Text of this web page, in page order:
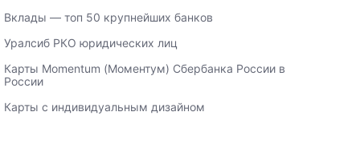
Вклады — топ 50 крупнейших банков
Уралсиб РКО юридических лиц
Карты Momentum (Моментум) Сбербанка России в
России
Карты с индивидуальным дизайном